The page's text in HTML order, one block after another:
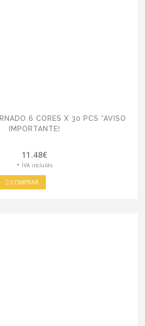
6 CORES X 30 PCS *AVISO
IMPORTANTE!
11.48€
* IVA incluído
COMPRAR